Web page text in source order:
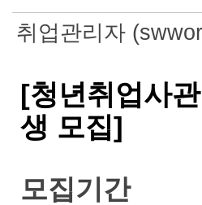
취업관리자
[청년취업사
생 모집]
모집기간